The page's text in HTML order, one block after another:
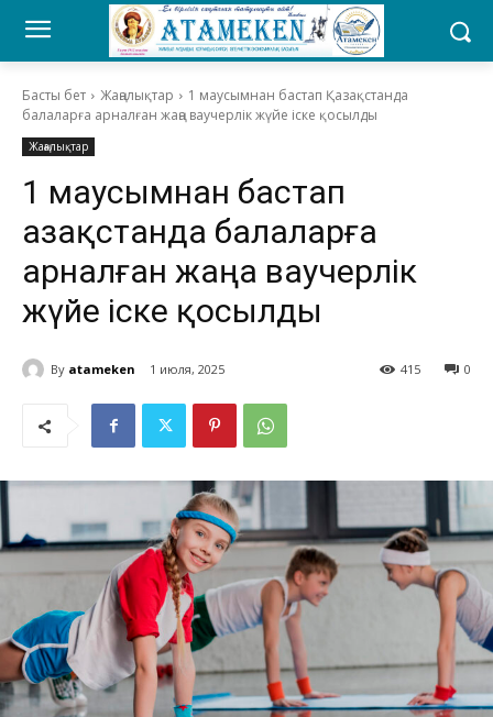
Басты бет Жаңалықтар
1 маусымнан бастап Қазақстанда
балаларға арналған жаңа ваучерлік жүйе іске қосылды
Жаңалықтар
1 маусымнан бастап
Қазақстанда балаларға
арналған жаңа ваучерлік
жүйе іске қосылды
By atameken 1 июля, 2025 0
415